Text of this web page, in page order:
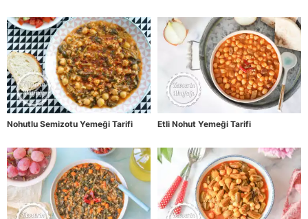
Nohutlu Semizotu Yemeği Tarifi Etli Nohut Yemeği Tarifi